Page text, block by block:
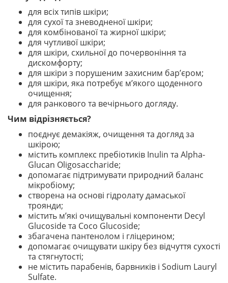
для всіх типів шкіри;
для сухої та зневодненої шкіри;
для комбінованої та жирної шкіри;
для чутливої шкіри;
для шкіри, схильної до почервоніння та
дискомфорту;
для шкіри з порушеним захисним бар’єром;
для шкіри, яка потребує м’якого щоденного
очищення;
для ранкового та вечірнього догляду.
Чим відрізняється?
поєднує демакіяж, очищення та догляд за
шкірою;
містить комплекс пребіотиків Inulin та Alpha-
Glucan Oligosaccharide;
допомагає підтримувати природний баланс
мікробіому;
створена на основі гідролату дамаської
троянди;
містить м’які очищувальні компоненти Decyl
Glucoside та Coco Glucoside;
збагачена пантенолом і гліцерином;
допомагає очищувати шкіру без відчуття сухості
та стягнутості;
не містить парабенів, барвників і Sodium Lauryl
Sulfate.